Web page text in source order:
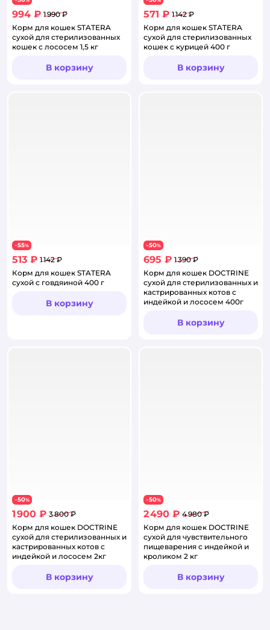
994 ₽ 1 990 ₽
Корм для кошек STATERA
сухой для стерилизованных
кошек с лососем 1,5 кг
В корзину
571 ₽ 1 142 ₽
Корм для кошек STATERA
сухой для стерилизованных
кошек с курицей 400 г
В корзину
−55%
513 ₽ 1 142 ₽
Корм для кошек STATERA
сухой с говдяиной 400 г
В корзину
−50%
695 ₽ 1 390 ₽
Корм для кошек DOCTRINE
сухой для стерилизованных и
кастрированных котов с
индейкой и лососем 400г
В корзину
−50%
1 900 ₽ 3 800 ₽
Корм для кошек DOCTRINE
сухой для стерилизованных и
кастрированных котов с
индейкой и лососем 2кг
В корзину
−50%
2 490 ₽ 4 980 ₽
Корм для кошек DOCTRINE
сухой для чувствительного
пищеварения с индейкой и
кроликом 2 кг
В корзину